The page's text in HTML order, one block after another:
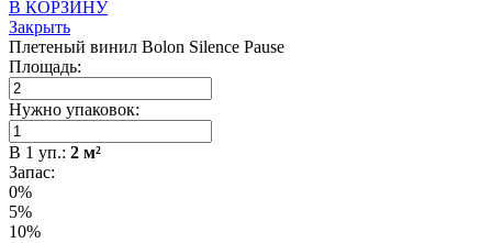
В КОРЗИНУ
Закрыть
Плетеный винил Bolon Silence Pause
Площадь:
Нужно упаковок:
В 1 уп.: 2 м²
Запас:
0%
5%
10%